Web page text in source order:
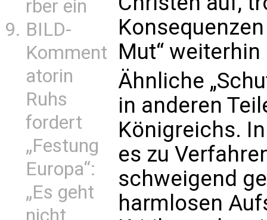
rber ein
BILD-
Komment
atorin
Ruhs
fordert
„Festung
Europa“:
„Es geht
nicht
Mut“
Ähnliche
in anderen
Königreichs.
es zu
schweigend
harmlosen